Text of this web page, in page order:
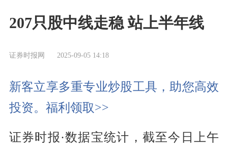
207只股中线走稳 站上半年线
证券时报网 2025-09-05 14:18
新客立享多重专业炒股工具，助您高效
投资。福利领取>>
证券时报·数据宝统计，截至今日上午